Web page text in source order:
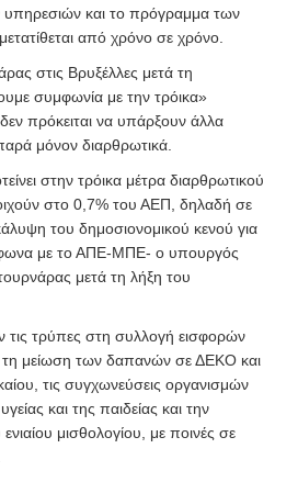
υπηρεσιών και το πρόγραμμα των
από χρόνο σε χρόνο.
στις Βρυξέλλες μετά τη
συμφωνία με την τρόικα»
πρόκειται να υπάρξουν άλλα
μόνον διαρθρωτικά.
στην τρόικα μέτρα διαρθρωτικού
στο 0,7% του ΑΕΠ, δηλαδή σε
του δημοσιονομικού κενού για
με το ΑΠΕ-ΜΠΕ- ο υπουργός
μετά τη λήξη του
τρύπες στη συλλογή εισφορών
τη μείωση των δαπανών σε ΔΕΚΟ και
τις συγχωνεύσεις οργανισμών
και της παιδείας και την
μισθολογίου, με ποινές σε